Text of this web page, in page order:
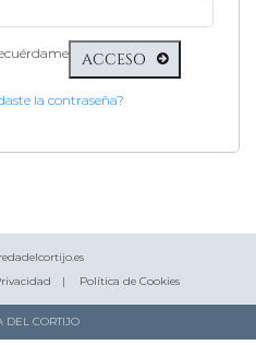
ACCESO
la contraseña?
Política de Cookies
DEL CORTIJO